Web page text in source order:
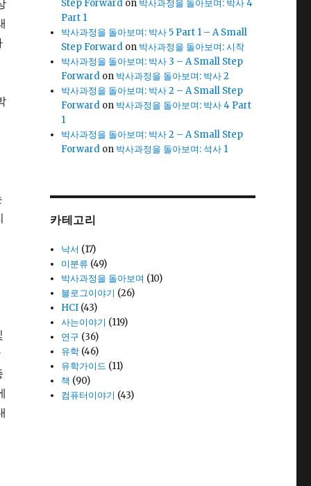
Step Forward on 박사과정을 돌아보며: 박사 4
Part 1
박사과정을 돌아보며: 박사 5 Part 1 – A Small
Step Forward on 박사과정을 돌아보며: 시작
박사과정을 돌아보며: 박사 3 – A Small Step
Forward on 박사과정을 돌아보며: 박사 2
박사과정을 돌아보며: 박사 2 – A Small Step
Forward on 박사과정을 돌아보며: 박사 4 Part
1
박사과정을 돌아보며: 박사 2 – A Small Step
Forward on 박사과정을 돌아보며: 석사 1
카테고리
낙서 (17)
미분류 (49)
박사과정을 돌아보며 (10)
블로그이야기 (26)
HCI (43)
사는이야기 (119)
연구 (36)
유학 (46)
유학가이드 (11)
책 (90)
컴퓨터이야기 (43)